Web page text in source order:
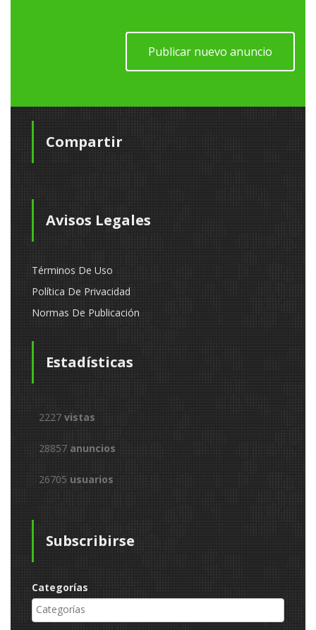
Publicar nuevo anuncio
Compartir
Avisos Legales
Términos De Uso
Política De Privacidad
Normas De Publicación
Estadísticas
2227 vistas
28857 anuncios
26705 usuarios
Subscribirse
Categorías